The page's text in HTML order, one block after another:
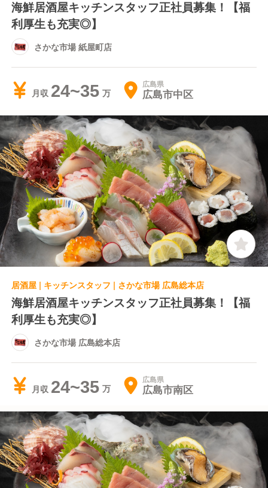
海鮮居酒屋キッチンスタッフ正社員募集！【福
利厚生も充実◎】
さかな市場 紙屋町店
月収 24~35 広島県
広島市中区
居酒屋 | キッチンスタッフ | さかな市場 広島総本店
海鮮居酒屋キッチンスタッフ正社員募集！【福
利厚生も充実◎】
さかな市場 広島総本店
月収 24~35 広島県
広島市南区